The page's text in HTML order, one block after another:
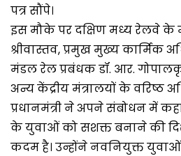
पत्र सौंपे।
इस मौके पर दक्षिण मध्य रेलवे के
श्रीवास्तव, प्रमुख मुख्य कार्मिक
मंडल रेल प्रबंधक डॉ. आर.
अन्य केंद्रीय मंत्रालयों के वरिष्ठ
प्रधानमंत्री ने अपने संबोधन में
के युवाओं को सशक्त बनाने की
कदम है। उन्होंने नवनियुक्त